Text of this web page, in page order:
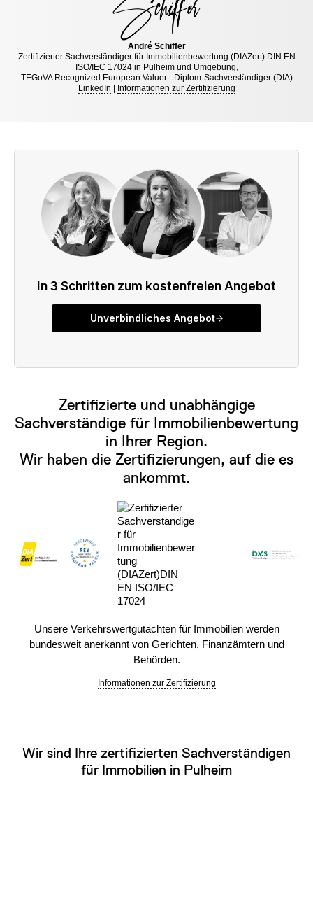
André Schiffer
Zertifizierter Sachverständiger für Immobilienbewertung (DIAZert) DIN EN
ISO/IEC 17024 in Pulheim und Umgebung,
TEGoVA Recognized European Valuer - Diplom-Sachverständiger (DIA)
LinkedIn
Informationen zur Zertifizierung
Zertifizierte und unabhängige
Sachverständige für Immobilienbewertung
in Ihrer Region.
Wir haben die Zertifizierungen, auf die es
ankommt.
Unsere Verkehrswertgutachten für Immobilien werden
bundesweit anerkannt von Gerichten, Finanzämtern und
Behörden.
Informationen zur Zertifizierung
Wir sind Ihre zertifizierten Sachverständigen
für Immobilien in Pulheim